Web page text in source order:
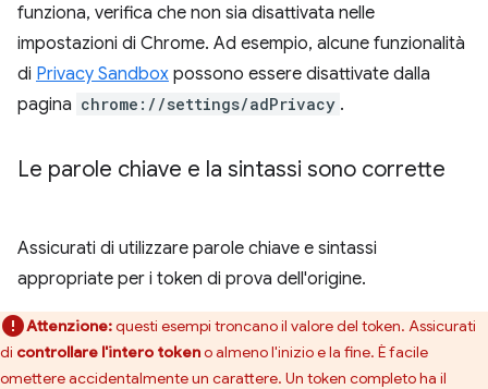
funziona, verifica che non sia disattivata nelle
impostazioni di Chrome. Ad esempio, alcune funzionalità
di Privacy Sandbox possono essere disattivate dalla
pagina chrome://settings/adPrivacy .
Le parole chiave e la sintassi sono corrette
Assicurati di utilizzare parole chiave e sintassi
appropriate per i token di prova dell'origine.
Attenzione:questi esempi troncano il valore del token. Assicurati
di controllare l'intero tokeno almeno l'inizio e la fine. È facile
omettere accidentalmente un carattere. Un token completo ha il